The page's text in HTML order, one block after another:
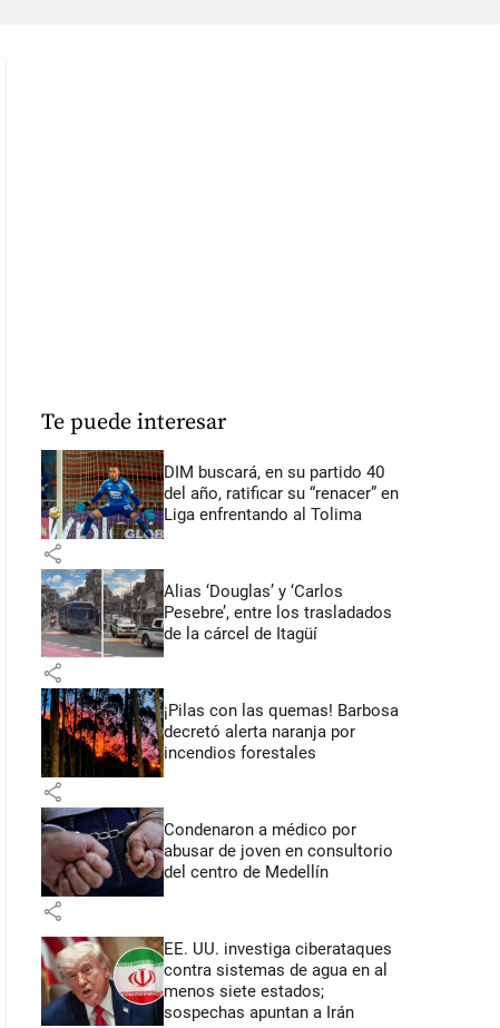
Te puede interesar
DIM buscará, en su partido 40
del año, ratificar su “renacer” en
Liga enfrentando al Tolima
share
Alias ‘Douglas’ y ‘Carlos
Pesebre’, entre los trasladados
de la cárcel de Itagüí
share
¡Pilas con las quemas! Barbosa
decretó alerta naranja por
incendios forestales
share
Condenaron a médico por
abusar de joven en consultorio
del centro de Medellín
share
EE. UU. investiga ciberataques
contra sistemas de agua en al
menos siete estados;
sospechas apuntan a Irán